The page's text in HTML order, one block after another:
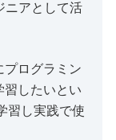
ニアとして活
プログラミン
習したいとい
習し実践で使